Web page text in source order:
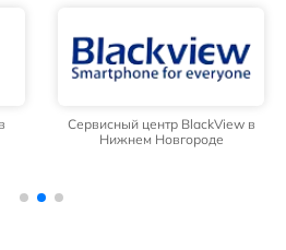
Сервисный центр BlackView в
Нижнем Новгороде